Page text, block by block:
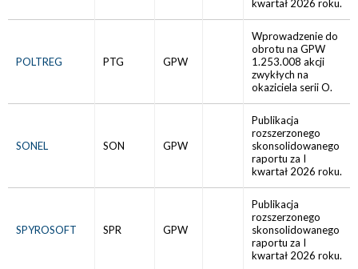
kwartał 2026 roku.
POLTREG PTG GPW
Wprowadzenie do
obrotu na GPW
1.253.008 akcji
zwykłych na
okaziciela serii O.
SONEL SON GPW
Publikacja
rozszerzonego
skonsolidowanego
raportu za I
kwartał 2026 roku.
SPYROSOFT SPR GPW
Publikacja
rozszerzonego
skonsolidowanego
raportu za I
kwartał 2026 roku.